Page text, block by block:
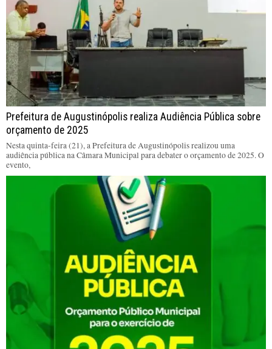
Prefeitura de Augustinópolis realiza Audiência Pública sobre
orçamento de 2025
Nesta quinta-feira (21), a Prefeitura de Augustinópolis realizou uma
audiência pública na Câmara Municipal para debater o orçamento de 2025. O
evento,